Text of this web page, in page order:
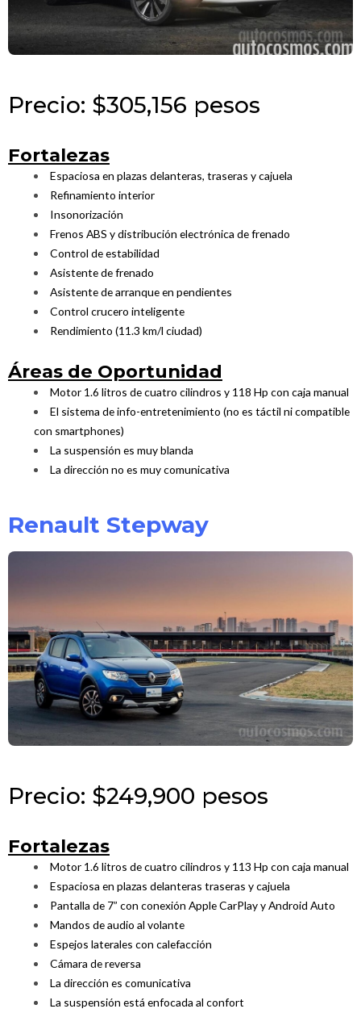
Precio: $305,156 pesos
Fortalezas
Espaciosa en plazas delanteras, traseras y cajuela
Refinamiento interior
Insonorización
Frenos ABS y distribución electrónica de frenado
Control de estabilidad
Asistente de frenado
Asistente de arranque en pendientes
Control crucero inteligente
Rendimiento (11.3 km/l ciudad)
Áreas de Oportunidad
Motor 1.6 litros de cuatro cilindros y 118 Hp con caja manual
El sistema de info-entretenimiento (no es táctil ni compatible
con smartphones)
La suspensión es muy blanda
La dirección no es muy comunicativa
Renault Stepway
Precio: $249,900 pesos
Fortalezas
Motor 1.6 litros de cuatro cilindros y 113 Hp con caja manual
Espaciosa en plazas delanteras traseras y cajuela
Pantalla de 7” con conexión Apple CarPlay y Android Auto
Mandos de audio al volante
Espejos laterales con calefacción
Cámara de reversa
La dirección es comunicativa
La suspensión está enfocada al confort